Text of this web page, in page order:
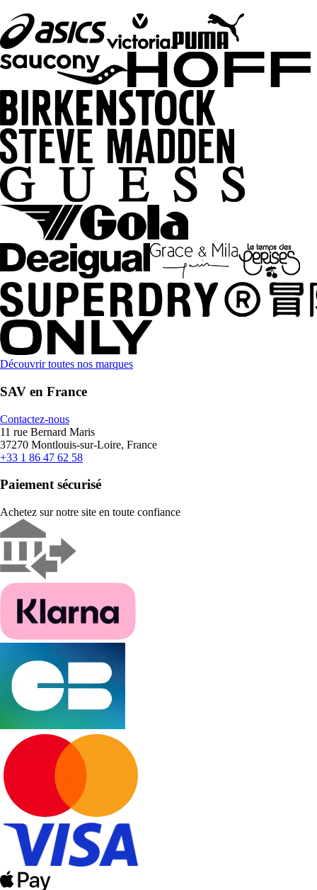
Découvrir toutes nos marques
SAV en France
Contactez-nous
11 rue Bernard Maris
37270 Montlouis-sur-Loire, France
+33 1 86 47 62 58
Paiement sécurisé
Achetez sur notre site en toute confiance